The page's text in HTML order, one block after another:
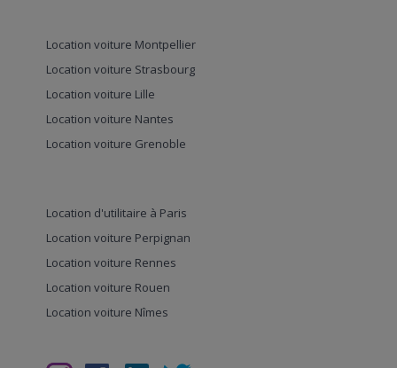
Location voiture Montpellier
Location voiture Strasbourg
Location voiture Lille
Location voiture Nantes
Location voiture Grenoble
Location d'utilitaire à Paris
Location voiture Perpignan
Location voiture Rennes
Location voiture Rouen
Location voiture Nîmes